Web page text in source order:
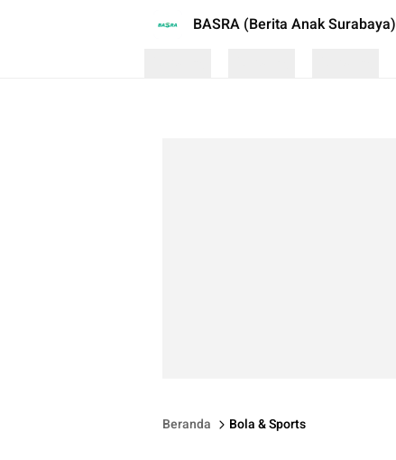
BASRA (Berita Anak Surabaya)
Beranda Bola & Sports